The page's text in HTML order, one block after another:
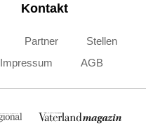
Kontakt
Partner
Stellen
Impressum AGB